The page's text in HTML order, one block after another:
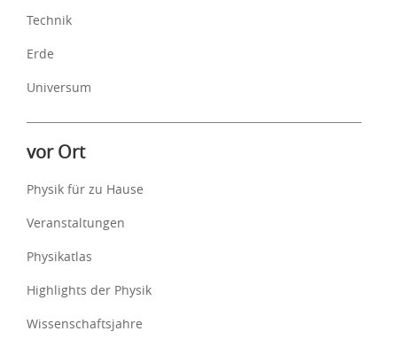
Technik
Erde
Universum
vor Ort
Physik für zu Hause
Veranstaltungen
Physikatlas
Highlights der Physik
Wissenschaftsjahre